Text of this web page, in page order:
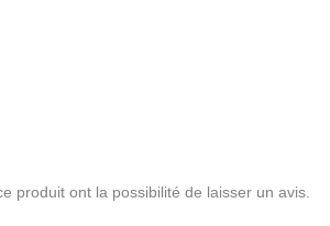
produit ont la possibilité de laisser un avis.